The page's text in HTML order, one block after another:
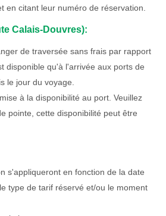
en citant leur numéro de réservation.
Calais-Douvres):
de traversée sans frais par rapport
disponible qu'à l'arrivée aux ports de
le jour du voyage.
à la disponibilité au port. Veuillez
pointe, cette disponibilité peut être
s'appliqueront en fonction de la date
type de tarif réservé et/ou le moment